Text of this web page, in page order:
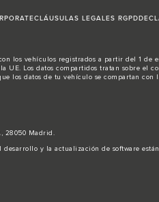
CLÁUSULAS LEGALES RGPD
los vehículos registrados a partir del 1
UE. Los datos compartidos tratan sobre
los datos de tu vehículo se compartan
28050 Madrid.
y la actualización de software